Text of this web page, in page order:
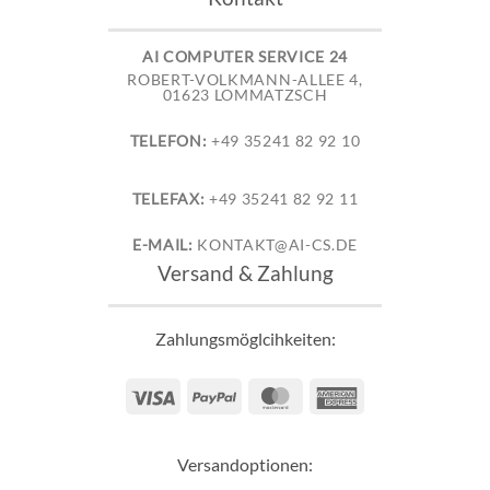
AI COMPUTER SERVICE 24
ROBERT-VOLKMANN-ALLEE 4,
01623 LOMMATZSCH
TELEFON: +49 35241 82 92 10
TELEFAX: +49 35241 82 92 11
E-MAIL: KONTAKT@AI-CS.DE
Versand & Zahlung
Zahlungsmöglcihkeiten:
Visa PayPal MasterCard
Versandoptionen: